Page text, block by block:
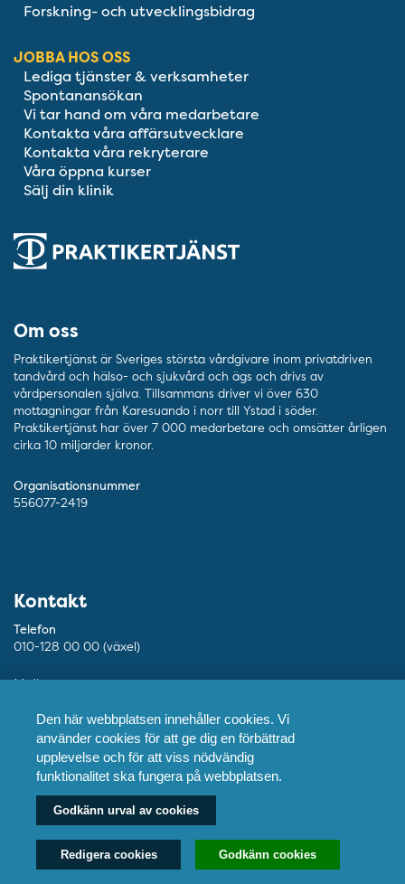
Den här webbplatsen innehåller cookies. Vi
använder cookies för att ge dig en förbättrad
upplevelse och för att viss nödvändig
funktionalitet ska fungera på webbplatsen.
Godkänn urval av cookies
Redigera cookies Godkänn cookies
Forskning- och utvecklingsbidrag
JOBBA HOS OSS
Lediga tjänster & verksamheter
Spontanansökan
Vi tar hand om våra medarbetare
Kontakta våra affärsutvecklare
Kontakta våra rekryterare
Våra öppna kurser
Sälj din klinik
Om oss
Praktikertjänst är Sveriges största vårdgivare inom privatdriven
tandvård och hälso- och sjukvård och ägs och drivs av
vårdpersonalen själva. Tillsammans driver vi över 630
mottagningar från Karesuando i norr till Ystad i söder.
Praktikertjänst har över 7 000 medarbetare och omsätter årligen
cirka 10 miljarder kronor.
Organisationsnummer
556077-2419
Kontakt
Telefon
010-128 00 00 (växel)
Mejl
Besöksadress
Adolf Fredriks Kyrkogata 9, Stockholm
Postadress
Praktikertjänst AB, 103 55 Stockholm
Fler kontaktuppgifter